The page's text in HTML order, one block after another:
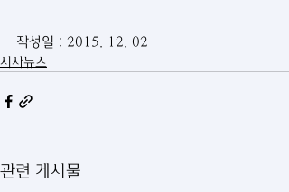
작성일 : 2015. 12. 02
시사뉴스
관련 게시물